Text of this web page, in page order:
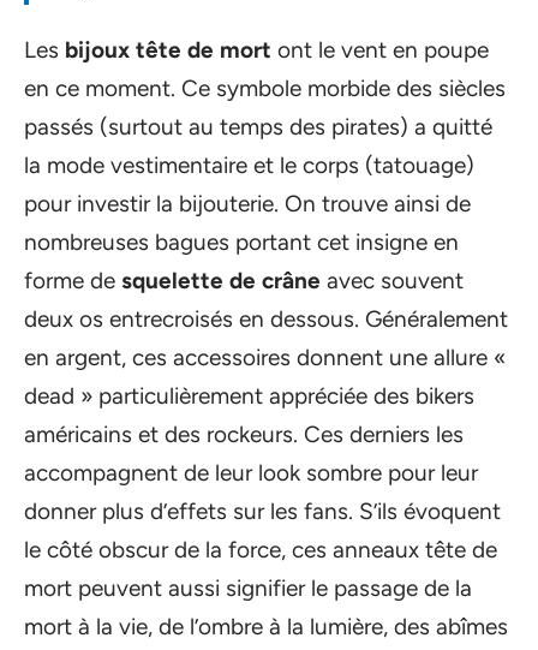
Les bijoux tête de mort ont le vent en poupe
en ce moment. Ce symbole morbide des siècles
passés (surtout au temps des pirates) a quitté
la mode vestimentaire et le corps (tatouage)
pour investir la bijouterie. On trouve ainsi de
nombreuses bagues portant cet insigne en
forme de squelette de crâne avec souvent
deux os entrecroisés en dessous. Généralement
en argent, ces accessoires donnent une allure «
dead » particulièrement appréciée des bikers
américains et des rockeurs. Ces derniers les
accompagnent de leur look sombre pour leur
donner plus d’effets sur les fans. S’ils évoquent
le côté obscur de la force, ces anneaux tête de
mort peuvent aussi signifier le passage de la
mort à la vie, de l’ombre à la lumière, des abîmes